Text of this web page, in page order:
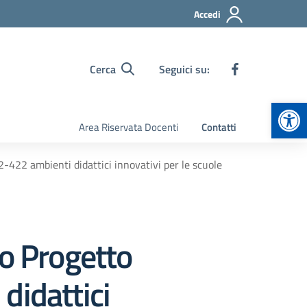
Accedi
Cerca Seguici su:
Area Riservata Docenti Contatti
422 ambienti didattici innovativi per le scuole
Progetto